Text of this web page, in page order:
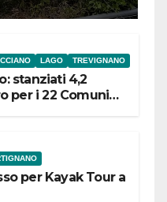
LAGO TREVIGNANO
stanziati 4,2
per i 22 Comuni
per Kayak Tour a